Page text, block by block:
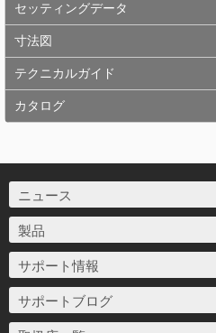
セッティングデータ
寸法図
テクニカルガイド
カタログ
ニュース
製品
サポート情報
サポートブログ